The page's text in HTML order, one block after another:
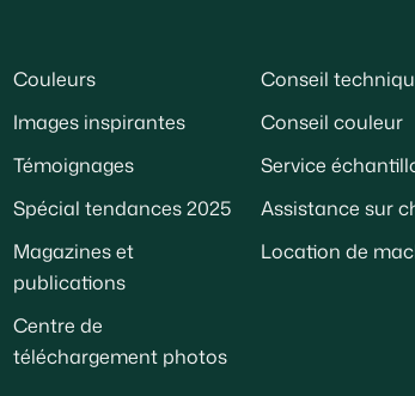
Couleurs
Images inspirantes
Témoignages
Spécial tendances 2025
Magazines et
publications
Centre de
téléchargement photos
Conseil
Conseil couleur
Service
Assistance sur
Location de